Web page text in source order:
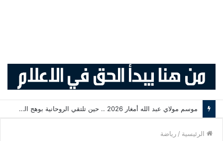
موسم مولاي عبد الله أمغار 2026 .. حين تلتقي الروحانية بوهج التبوريدة وسحر التراث المغربي
الرئيسية / رياضة